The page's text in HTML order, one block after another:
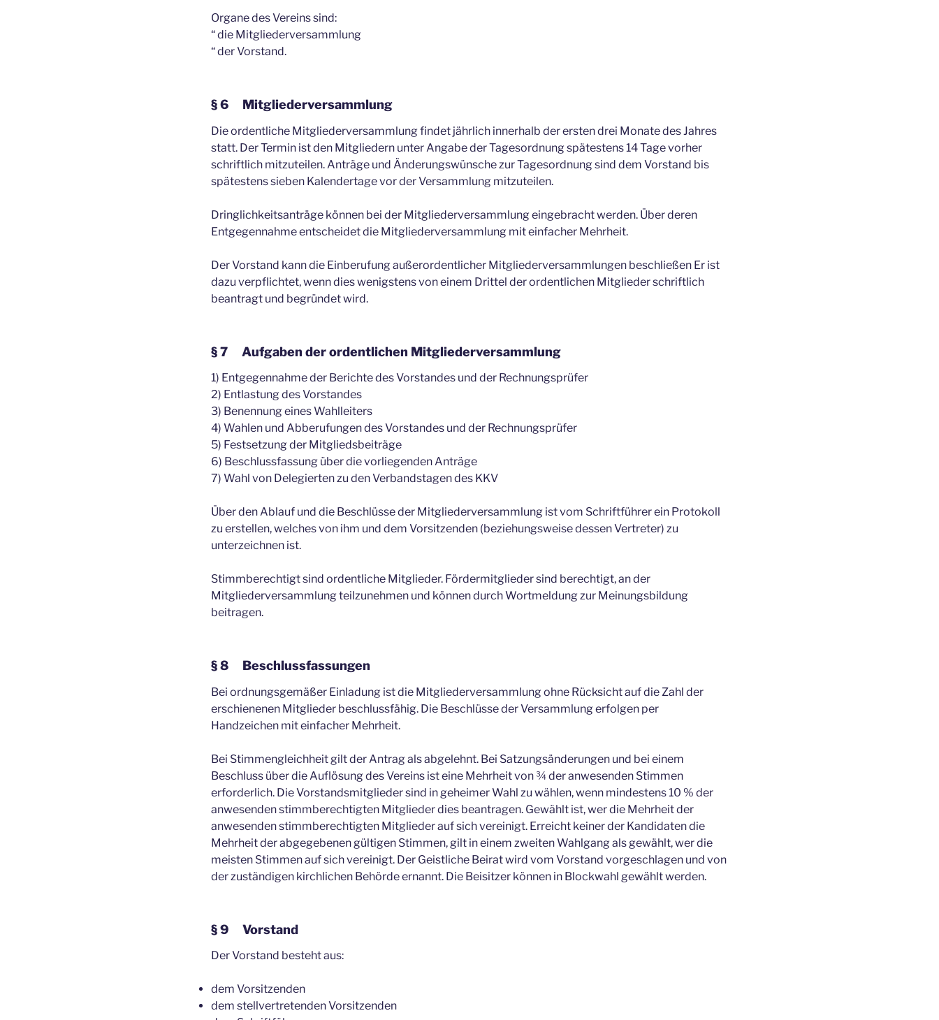
Organe des Vereins sind:
“ die Mitgliederversammlung
“ der Vorstand.
§ 6 Mitgliederversammlung
Die ordentliche Mitgliederversammlung findet jährlich innerhalb der ersten drei Monate des Jahres
statt. Der Termin ist den Mitgliedern unter Angabe der Tagesordnung spätestens 14 Tage vorher
schriftlich mitzuteilen. Anträge und Änderungswünsche zur Tagesordnung sind dem Vorstand bis
spätestens sieben Kalendertage vor der Versammlung mitzuteilen.
Dringlichkeitsanträge können bei der Mitgliederversammlung eingebracht werden. Über deren
Entgegennahme entscheidet die Mitgliederversammlung mit einfacher Mehrheit.
Der Vorstand kann die Einberufung außerordentlicher Mitgliederversammlungen beschließen Er ist
dazu verpflichtet, wenn dies wenigstens von einem Drittel der ordentlichen Mitglieder schriftlich
beantragt und begründet wird.
§ 7 Aufgaben der ordentlichen Mitgliederversammlung
1) Entgegennahme der Berichte des Vorstandes und der Rechnungsprüfer
2) Entlastung des Vorstandes
3) Benennung eines Wahlleiters
4) Wahlen und Abberufungen des Vorstandes und der Rechnungsprüfer
5) Festsetzung der Mitgliedsbeiträge
6) Beschlussfassung über die vorliegenden Anträge
7) Wahl von Delegierten zu den Verbandstagen des KKV
Über den Ablauf und die Beschlüsse der Mitgliederversammlung ist vom Schriftführer ein Protokoll
zu erstellen, welches von ihm und dem Vorsitzenden (beziehungsweise dessen Vertreter) zu
unterzeichnen ist.
Stimmberechtigt sind ordentliche Mitglieder. Fördermitglieder sind berechtigt, an der
Mitgliederversammlung teilzunehmen und können durch Wortmeldung zur Meinungsbildung
beitragen.
§ 8 Beschlussfassungen
Bei ordnungsgemäßer Einladung ist die Mitgliederversammlung ohne Rücksicht auf die Zahl der
erschienenen Mitglieder beschlussfähig. Die Beschlüsse der Versammlung erfolgen per
Handzeichen mit einfacher Mehrheit.
Bei Stimmengleichheit gilt der Antrag als abgelehnt. Bei Satzungsänderungen und bei einem
Beschluss über die Auflösung des Vereins ist eine Mehrheit von ¾ der anwesenden Stimmen
erforderlich. Die Vorstandsmitglieder sind in geheimer Wahl zu wählen, wenn mindestens 10 % der
anwesenden stimmberechtigten Mitglieder dies beantragen. Gewählt ist, wer die Mehrheit der
anwesenden stimmberechtigten Mitglieder auf sich vereinigt. Erreicht keiner der Kandidaten die
Mehrheit der abgegebenen gültigen Stimmen, gilt in einem zweiten Wahlgang als gewählt, wer die
meisten Stimmen auf sich vereinigt. Der Geistliche Beirat wird vom Vorstand vorgeschlagen und von
der zuständigen kirchlichen Behörde ernannt. Die Beisitzer können in Blockwahl gewählt werden.
§ 9 Vorstand
Der Vorstand besteht aus:
dem Vorsitzenden
dem stellvertretenden Vorsitzenden